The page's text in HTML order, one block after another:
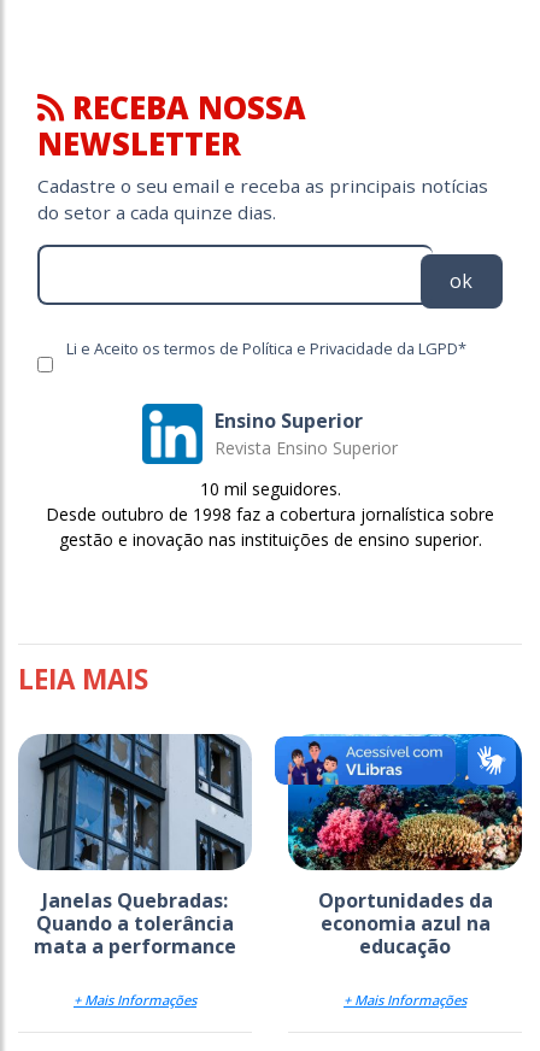
RECEBA NOSSA
NEWSLETTER
Cadastre o seu email e receba as principais notícias
do setor a cada quinze dias.
ok
Li e Aceito os termos de Política e Privacidade da LGPD*
Ensino Superior
Revista Ensino Superior
10 mil seguidores.
Desde outubro de 1998 faz a cobertura jornalística sobre
gestão e inovação nas instituições de ensino superior.
LEIA MAIS
Janelas Quebradas:
Quando a tolerância
mata a performance
+ Mais Informações
Oportunidades da
economia azul na
educação
+ Mais Informações